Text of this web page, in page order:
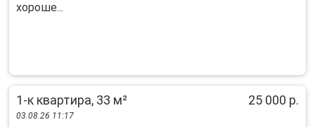
хоpоше...
1-к квартира, 33 м² 25 000 р.
03.08.26 11:17